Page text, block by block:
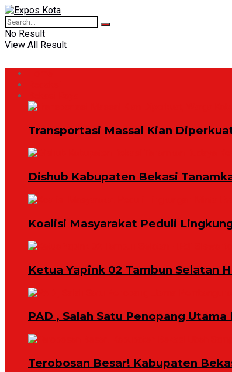
No Result
View All Result
Transportasi Massal Kian
Dishub Kabupaten Bekasi
Koalisi Masyarakat Peduli
Ketua Yapink 02 Tambun Selatan
PAD , Salah Satu Penopang
Terobosan Besar! Kabupaten